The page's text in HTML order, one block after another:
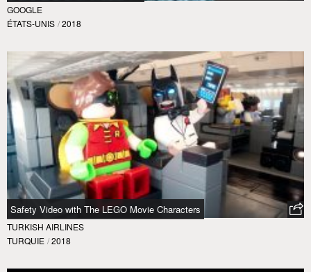
GOOGLE
ÉTATS-UNIS / 2018
Safety Video with The LEGO Movie Characters
TURKISH AIRLINES
TURQUIE / 2018